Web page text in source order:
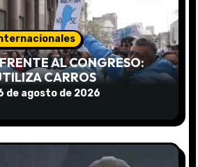
AL CONGRESO:
CARROS
DISPERSAR LA
de agosto de 2026